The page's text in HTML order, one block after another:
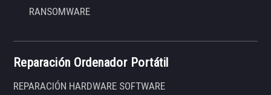
RANSOMWARE
Reparación Ordenador Portátil
REPARACIÓN HARDWARE SOFTWARE